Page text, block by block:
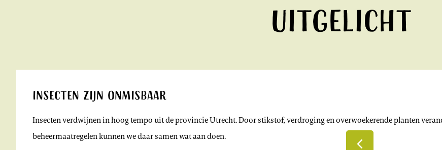
Uitgelicht
Insecten zijn onmisbaar
Insecten verdwijnen in hoog tempo uit de provincie Utrecht. Door stikstof, verdroging en overwoekerende planten
beheermaatregelen kunnen we daar samen wat aan doen.